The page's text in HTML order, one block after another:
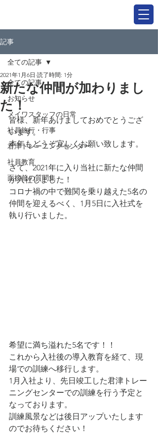
記事
全ての記事
お知らせ
メイワスタッフの日常
社員旅行・行事
君津トレーニングセンター
社員教育
面接前の質問集
全ての記事
新たな仲間が加わりまし
た！
2021年1月6日 読了時間: 1分
皆様、新年あけましておめでとうござ
います。
本年もどうぞ宜しくお願い致します。
さて、2021年に入り当社に新たな仲間
が入社しました！
コロナ禍の中で難関を乗り越えた5名の
仲間を迎えるべく、1月5日に入社式を
執り行いました。
希望に満ち溢れた5名です！！
これから入社後の導入教育を経て、現
場での訓練へ移行します。
1月入社より、先日竣工した君津トレー
ニングセンターでの訓練を行う予定と
なっております。
訓練風景などは後日アップいたします
のでお待ちください！